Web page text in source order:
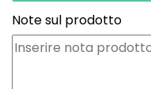
Note sul prodotto